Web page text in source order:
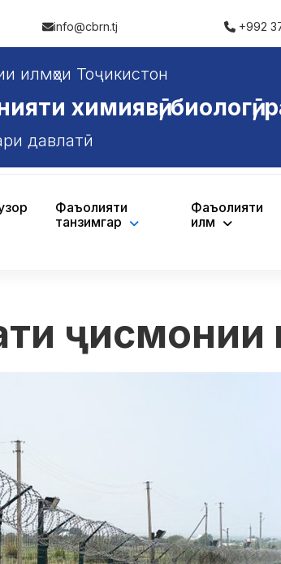
info@cbrn.tj +992
илмҳои Тоҷикистон
химиявӣ, биологӣ,
давлатӣ
Фаъолияти
танзимгарӣ
Фаъолияти
илмӣ
ҷисмонии